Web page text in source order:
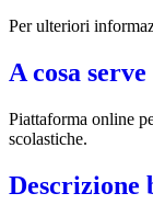
Per ulteriori
A cosa serve
Piattaforma online
scolastiche.
Descrizione